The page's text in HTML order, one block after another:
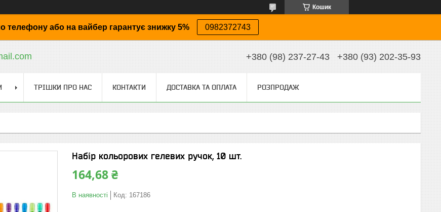
Кошик
телефону або на вайбер гарантує знижку 5% 0982372743
+380 (98) 237-27-43 +380 (93) 202-35-93
ТРІШКИ ПРО НАС КОНТАКТИ ДОСТАВКА ТА ОПЛАТА РОЗПРОДАЖ
Набір кольорових гелевих ручок, 10 шт.
164,68 ₴
В наявності Код: 167186